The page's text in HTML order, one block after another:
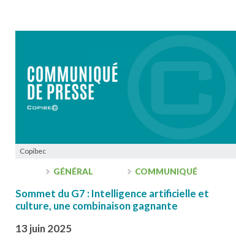
Copibec
GÉNÉRAL COMMUNIQUÉ
Sommet du G7 : Intelligence artificielle et
culture, une combinaison gagnante
13 juin 2025